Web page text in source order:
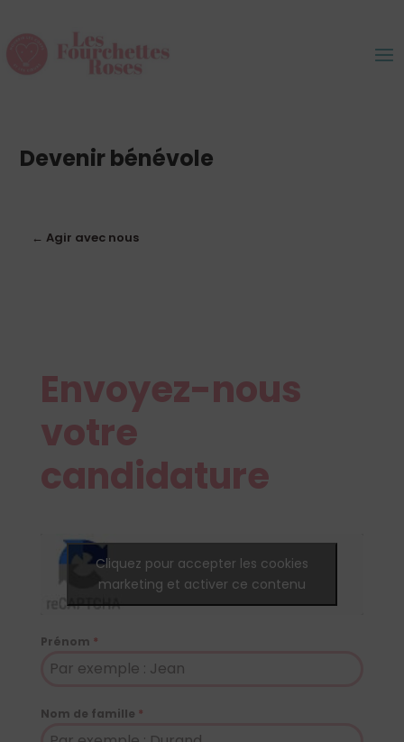
Devenir bénévole
← Agir avec nous
Envoyez-nous
votre
candidature
Cliquez pour accepter les cookies
marketing et activer ce contenu
Prénom *
Nom de famille *